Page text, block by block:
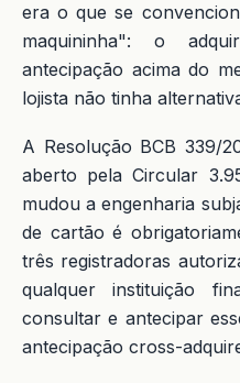
era o que se
maquininha": o
antecipação acima do
lojista não tinha
A Resolução BCB 339/
aberto pela Circular
mudou a engenharia
de cartão é
três registradoras
qualquer instituição
consultar e antecipar
antecipação cross-